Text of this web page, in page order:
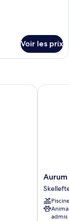
Voir les prix
Aurum
Hotel
admis
Aurum